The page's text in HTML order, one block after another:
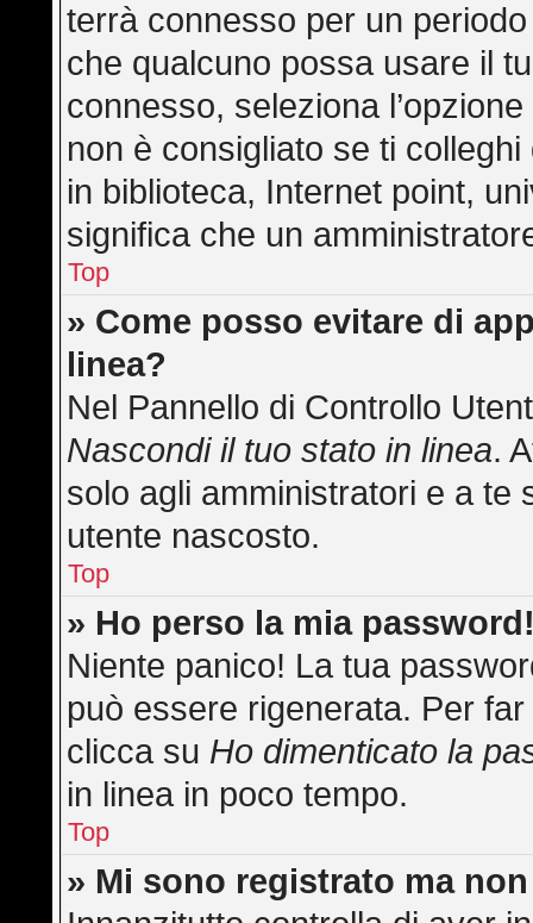
terrà connesso per un
che qualcuno possa usare il
connesso, seleziona
non è consigliato se ti
in biblioteca, Internet point,
significa che un
Top
» Come posso evitare di
linea?
Nel Pannello di Controllo
Nascondi il tuo stato in linea.
solo agli amministratori e a te
utente nascosto.
Top
» Ho perso la mia
Niente panico! La tua
può essere rigenerata. Per
clicca su Ho dimenticato la
in linea in poco tempo.
Top
» Mi sono registrato ma